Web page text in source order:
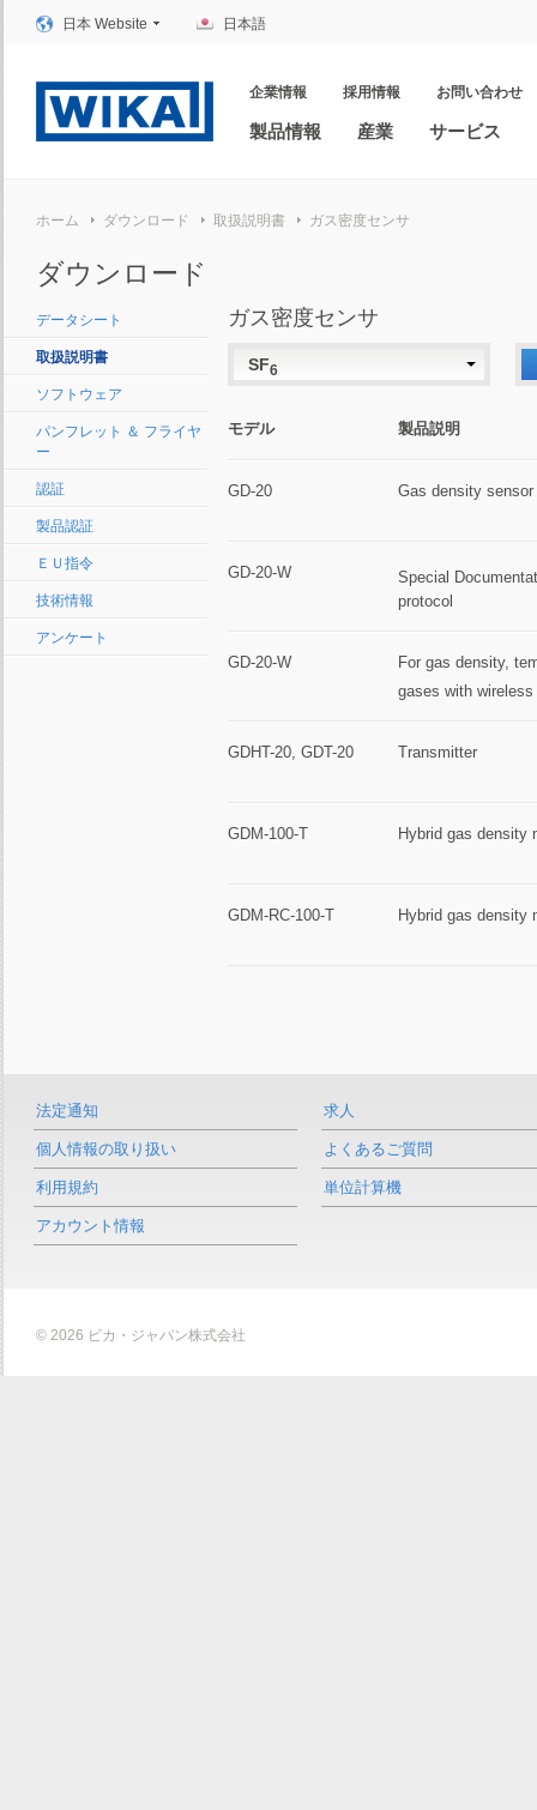
日本 Website 日本語
企業情報 採用情報 お問い合わせ
製品情報 産業 サービス
ホーム ダウンロード 取扱説明書 ガス密度センサ
ダウンロード
データシート
取扱説明書
ソフトウェア
パンフレット ＆ フライヤ
ー
認証
製品認証
ＥＵ指令
技術情報
アンケート
ガス密度センサ
SF6
モデル 製品説明
GD-20 Gas density sensor
GD-20-W
Special
protocol
GD-20-W
For gas density,
gases with wireless
GDHT-20, GDT-20 Transmitter
GDM-100-T Hybrid gas density
GDM-RC-100-T Hybrid gas density
法定通知
個人情報の取り扱い
利用規約
アカウント情報
求人
よくあるご質問
単位計算機
© 2026 ビカ・ジャパン株式会社